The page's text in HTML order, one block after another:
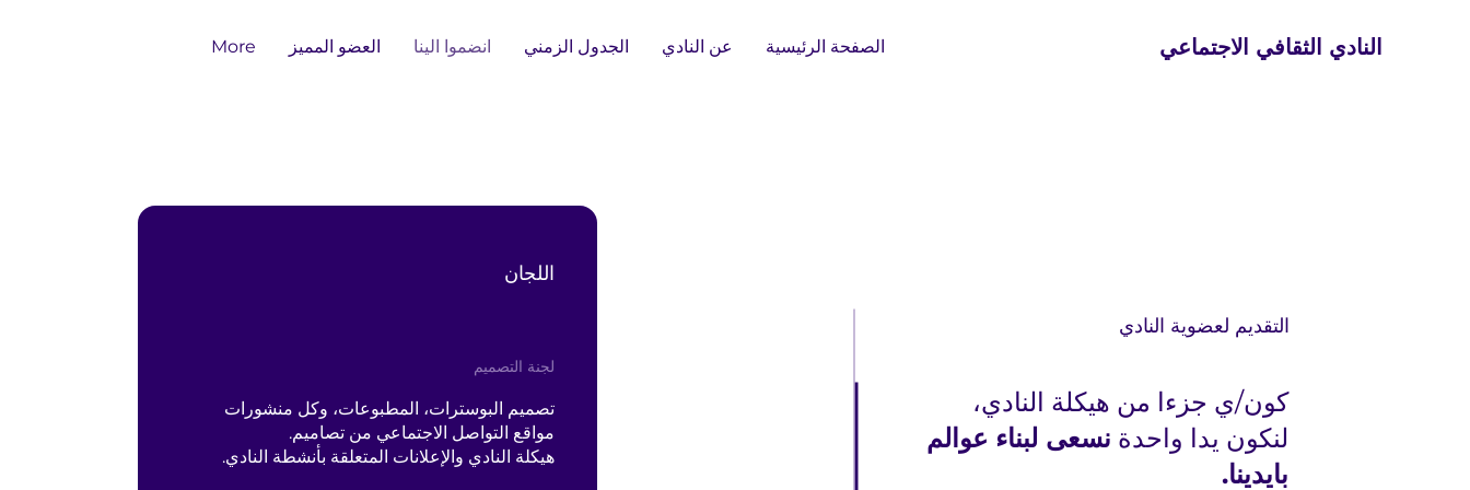
الصفحة الرئيسية عن النادي الجدول الزمني انضموا الينا العضو المميز More النادي الثقافي الاجتماعي
اللجان
لجنة التصميم
تصميم البوسترات، المطبوعات، وكل منشورات
مواقع التواصل الاجتماعي من تصاميم.
هيكلة النادي والإعلانات المتعلقة بأنشطة النادي.
التقديم لعضوية النادي
كون/ي جزءا من هيكلة النادي،
لنكون يدا واحدة نسعى لبناء عوالم
بايدينا.